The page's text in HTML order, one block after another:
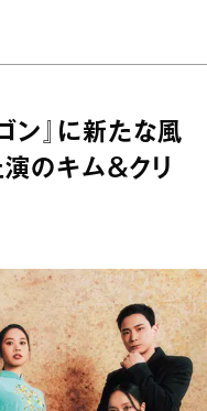
ン』に新たな風
のキム＆クリ